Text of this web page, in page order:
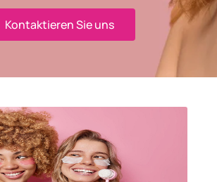
Kontaktieren Sie uns